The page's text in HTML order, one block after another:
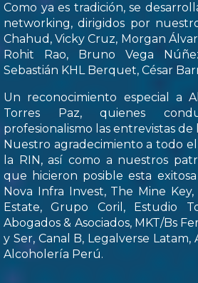
Como ya es tradición, se
networking, dirigidos por
Chahud, Vicky Cruz, Morgan
Rohit Rao, Bruno Vega
Sebastián KHL Berquet, César
Un reconocimiento especial a
Torres Paz, quienes
profesionalismo las entrevistas de
Nuestro agradecimiento a todo
la RIN, así como a nuestros
que hicieron posible esta
Nova Infra Invest, The Mine Key,
Estate, Grupo Coril, Estudio
Abogados & Asociados, MKT/Bs
y Ser, Canal B, Legalverse Latam,
Alcoholería Perú.